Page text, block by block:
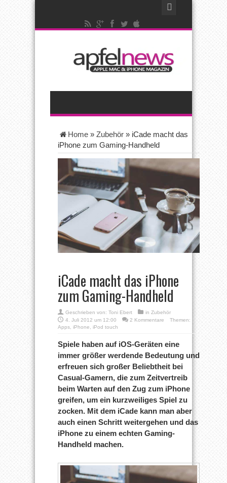
Home » Zubehör » iCade macht das
iPhone zum Gaming-Handheld
iCade macht das iPhone
zum Gaming-Handheld
Geschrieben von: Toni Ebert in Zubehör
4. Juli 2012 um 12:00
2 Kommentare
Themen:
Apps iPhone iPod touch
Spiele haben auf iOS-Geräten eine
immer größer werdende Bedeutung und
erfreuen sich großer Beliebtheit bei
Casual-Gamern, die zum Zeitvertreib
beim Warten auf den Zug zum iPhone
greifen, um ein kurzweiliges Spiel zu
zocken. Mit dem iCade kann man aber
auch einen Schritt weitergehen und das
iPhone zu einem echten Gaming-
Handheld machen.